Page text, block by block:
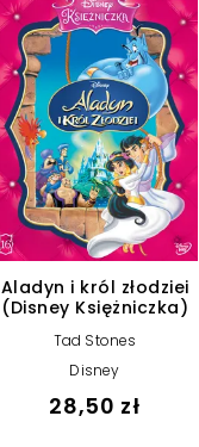
Aladyn i król złodziei
(Disney Księżniczka)
Tad Stones
Disney
28,50 zł